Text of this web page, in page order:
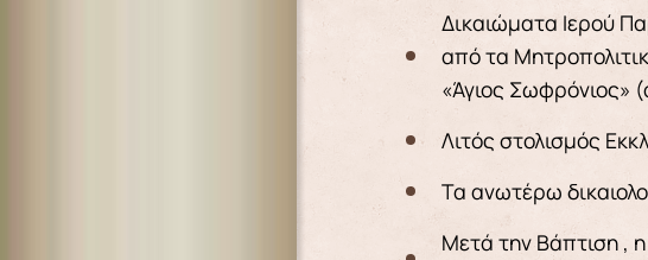
Δικαιώματα Ιερού
από τα
«Άγιος Σωφρόνιος»
Λιτός στολισμός
Τα ανωτέρω
Μετά την Βάπτιση ,